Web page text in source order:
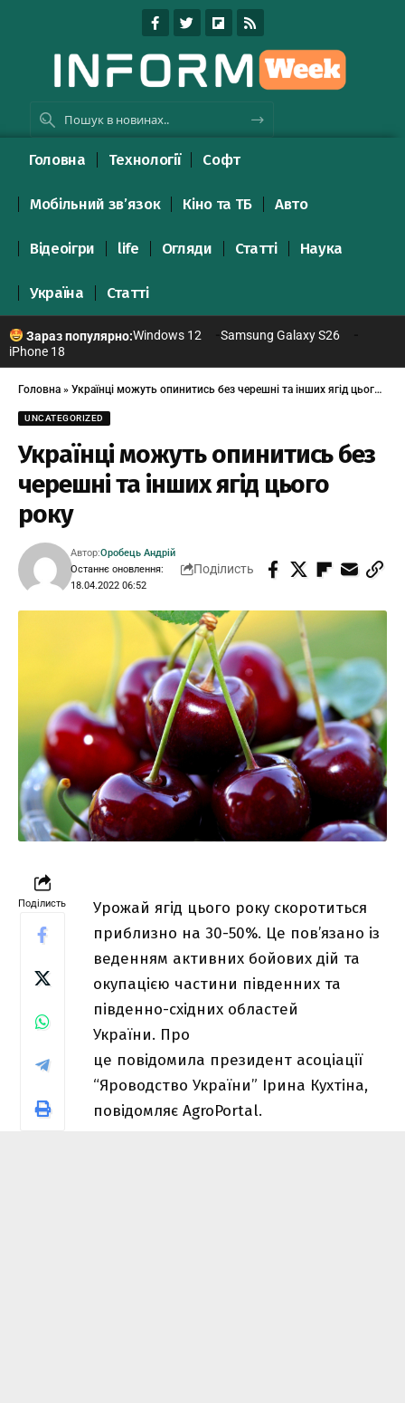
Головна Технології Софт
Мобільний зв’язок Кіно та ТБ Авто
Відеоігри life Огляди Статті Наука
Україна Статті
Зараз популярно:Windows 12
Samsung Galaxy S26
iPhone 18
Головна » Українці можуть опинитись без черешні та інших ягід цього року
UNCATEGORIZED
Українці можуть опинитись без
черешні та інших ягід цього
року
Останнє оновлення:
18.04.2022 06:52
Автор:Оробець Андрій
Поділисть
Поділисть
Урожай ягід цього року скоротиться
приблизно на 30-50%. Це пов’язано із
веденням активних бойових дій та
окупацією частини південних та
південно-східних областей
України. Про
це повідомила президент асоціації
“Яроводство України” Ірина Кухтіна,
повідомляє AgroPortal.